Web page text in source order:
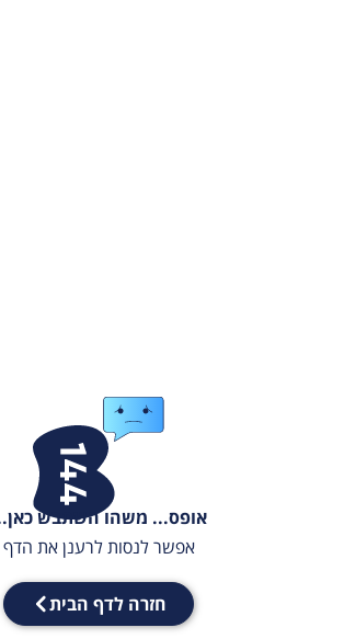
אופס... משהו השתבש
אפשר לנסות לרענן את הדף
חזרה לדף הבית